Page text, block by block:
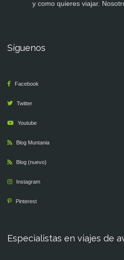
y como quieres viajar.
Síguenos
Facebook
Twitter
Youtube
Blog Muntania
Blog (nuevo)
Instagram
Pinterest
Especialistas en viajes de